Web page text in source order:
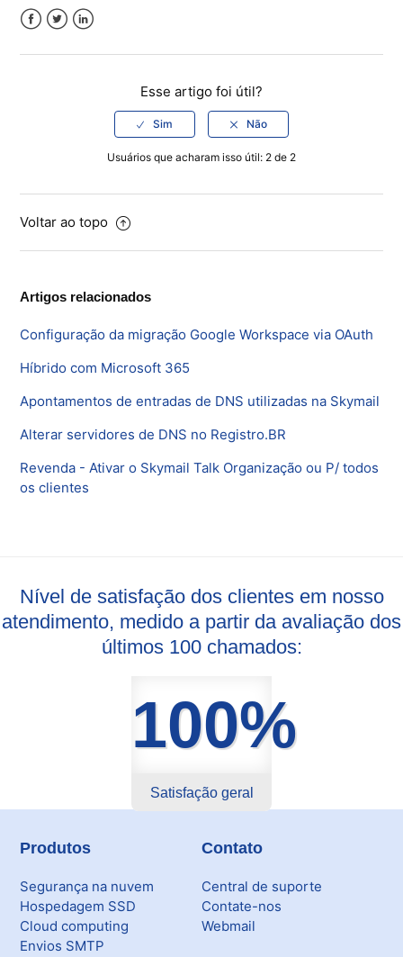
Esse artigo foi útil?
Usuários que acharam isso útil: 2 de 2
Voltar ao topo
Artigos relacionados
Configuração da migração Google Workspace via OAuth
Híbrido com Microsoft 365
Apontamentos de entradas de DNS utilizadas na Skymail
Alterar servidores de DNS no Registro.BR
Revenda - Ativar o Skymail Talk Organização ou P/ todos
os clientes
Nível de satisfação dos clientes em nosso
atendimento, medido a partir da avaliação dos
últimos 100 chamados:
100%
Satisfação geral
Produtos
Segurança na nuvem
Hospedagem SSD
Cloud computing
Envios SMTP
Contato
Central de suporte
Contate-nos
Webmail